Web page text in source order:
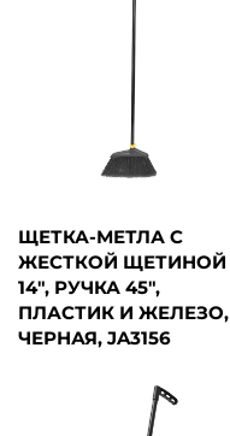
ЩЕТКА-МЕТЛА С
ЖЕСТКОЙ ЩЕТИНОЙ
14", РУЧКА 45",
ПЛАСТИК И ЖЕЛЕЗО,
ЧЕРНАЯ, JA3156